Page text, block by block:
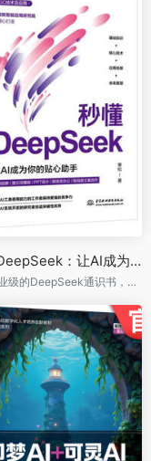
《秒懂DeepSeek：让AI成为你的贴心助手》
AI时代专业级的DeepSeek通识书，从核心技术到实战应用